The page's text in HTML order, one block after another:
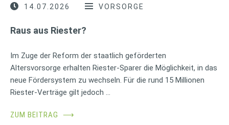
14.07.2026 VORSORGE
Raus aus Riester?
Im Zuge der Reform der staatlich geförderten
Altersvorsorge erhalten Riester-Sparer die Möglichkeit, in das
neue Fördersystem zu wechseln. Für die rund 15 Millionen
Riester-Verträge gilt jedoch …
ZUM BEITRAG ⟶